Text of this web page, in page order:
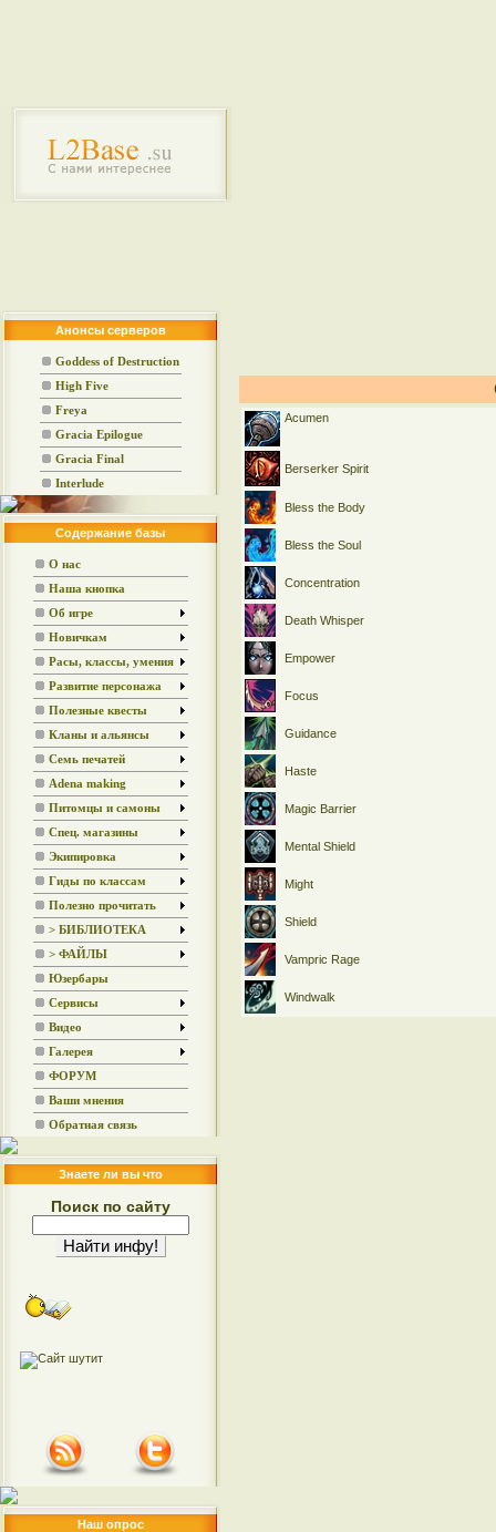
Анонсы серверов
Goddess of Destruction
High Five
Freya
Gracia Epilogue
Gracia Final
Interlude
Содержание базы
О нас
Наша кнопка
Об игре
Новичкам
Расы, классы, умения
Развитие персонажа
Полезные квесты
Кланы и альянсы
Семь печатей
Adena making
Питомцы и самоны
Спец. магазины
Экипировка
Гиды по классам
Полезно прочитать
> БИБЛИОТЕКА
> ФАЙЛЫ
Юзербары
Сервисы
Видео
Галерея
ФОРУМ
Ваши мнения
Обратная связь
Знаете ли вы что
Поиск по сайту
Наш опрос
Acumen
Berserker Spirit
Bless the Body
Bless the Soul
Concentration
Death Whisper
Empower
Focus
Guidance
Haste
Magic Barrier
Mental Shield
Might
Shield
Vampric Rage
Windwalk